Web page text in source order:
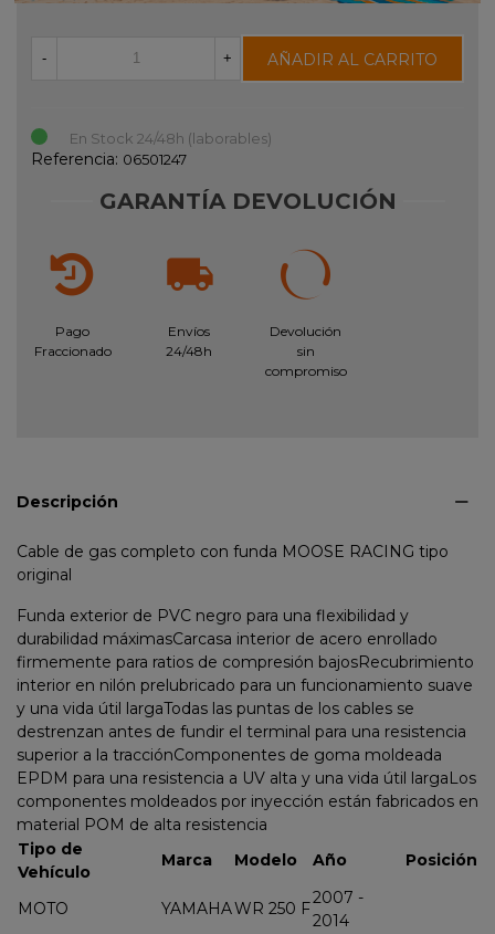
- + AÑADIR AL CARRITO
En Stock 24/48h (laborables)
Referencia: 06501247
GARANTÍA DEVOLUCIÓN
Pago
Fraccionado
Envíos
24/48h
Devolución
sin
compromiso
Descripción
Cable de gas completo con funda MOOSE RACING tipo
original
Funda exterior de PVC negro para una flexibilidad y
durabilidad máximasCarcasa interior de acero enrollado
firmemente para ratios de compresión bajosRecubrimiento
interior en nilón prelubricado para un funcionamiento suave
y una vida útil largaTodas las puntas de los cables se
destrenzan antes de fundir el terminal para una resistencia
superior a la tracciónComponentes de goma moldeada
EPDM para una resistencia a UV alta y una vida útil largaLos
componentes moldeados por inyección están fabricados en
material POM de alta resistencia
Tipo de
Vehículo
Marca Modelo Año Posición
MOTO YAMAHAWR 250 F
2007 -
2014